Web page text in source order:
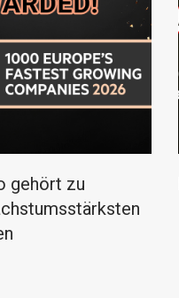
gehört zu